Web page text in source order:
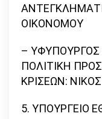
ΟΙΚΟΝΟΜΟΥ
– ΥΦΥΠΟΥΡΓΟΣ
ΠΟΛΙΤΙΚΗ
ΚΡΙΣΕΩΝ:
5. ΥΠΟΥΡΓΕΙΟ